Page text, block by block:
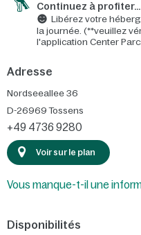
Continuez à profiter…
Libérez votre
la journée. (**veuillez
l'application Center
Adresse
Nordseeallee 36
D-26969 Tossens
+49 4736 9280
Voir sur le plan
Vous manque-t-il une
Disponibilités